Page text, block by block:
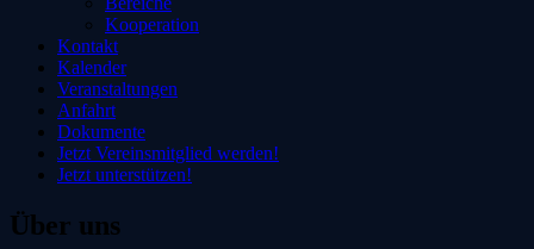
Kooperation
Kontakt
Kalender
Veranstaltungen
Anfahrt
Dokumente
Jetzt Vereinsmitglied werden!
Jetzt unterstützen!
Über uns